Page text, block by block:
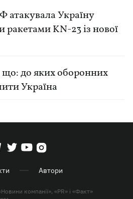
атакувала Україну
ракетами KN-23 із нової
до яких оборонних
Україна
Автори
компанії», «PR» і «Факт»